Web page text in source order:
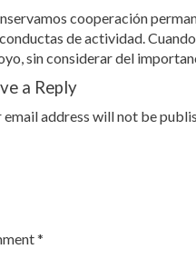
cooperación
de actividad.
sin considerar del
a Reply
email address will not be
*